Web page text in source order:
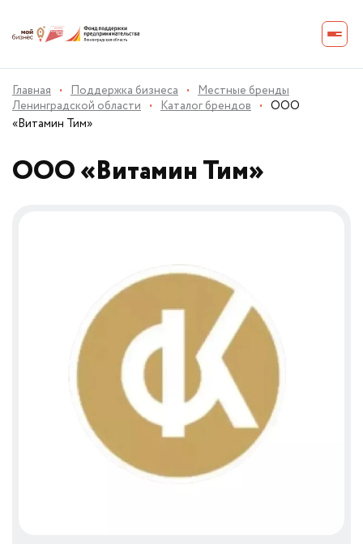
Главная · Поддержка бизнеса · Местные бренды
Ленинградской области · Каталог брендов · ООО
«Витамин Тим»
ООО «Витамин Тим»